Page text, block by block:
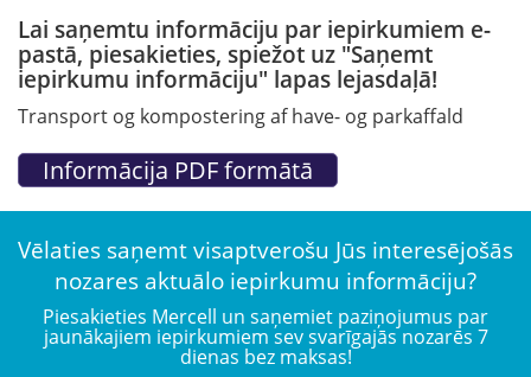
Lai saņemtu informāciju par iepirkumiem e-
pastā, piesakieties, spiežot uz "Saņemt
iepirkumu informāciju" lapas lejasdaļā!
Transport og kompostering af have- og parkaffald
Vēlaties saņemt visaptverošu Jūs interesējošās
nozares aktuālo iepirkumu informāciju?
Piesakieties Mercell un saņemiet paziņojumus par
jaunākajiem iepirkumiem sev svarīgajās nozarēs 7
dienas bez maksas!